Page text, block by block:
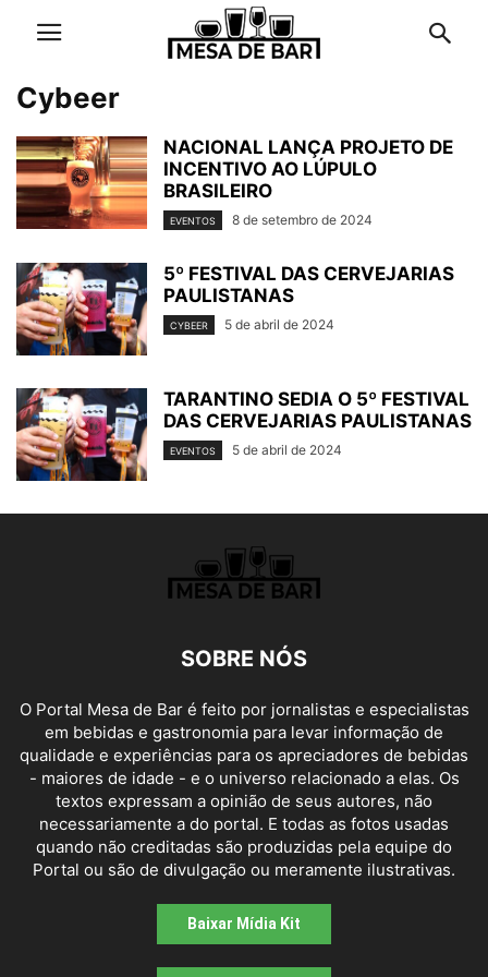
Cybeer
NACIONAL LANÇA PROJETO DE
INCENTIVO AO LÚPULO
BRASILEIRO
EVENTOS 8 de setembro de 2024
5º FESTIVAL DAS CERVEJARIAS
PAULISTANAS
CYBEER 5 de abril de 2024
TARANTINO SEDIA O 5º FESTIVAL
DAS CERVEJARIAS PAULISTANAS
EVENTOS 5 de abril de 2024
SOBRE NÓS
O Portal Mesa de Bar é feito por jornalistas e especialistas
em bebidas e gastronomia para levar informação de
qualidade e experiências para os apreciadores de bebidas
- maiores de idade - e o universo relacionado a elas. Os
textos expressam a opinião de seus autores, não
necessariamente a do portal. E todas as fotos usadas
quando não creditadas são produzidas pela equipe do
Portal ou são de divulgação ou meramente ilustrativas.
Baixar Mídia Kit